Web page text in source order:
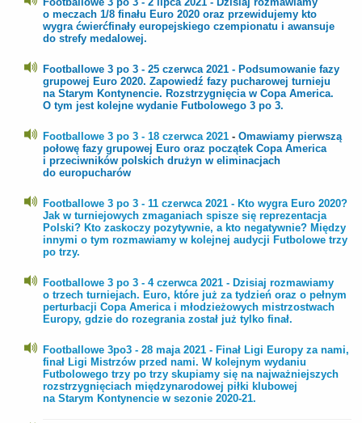
o meczach 1/8 finału Euro 2020 oraz przewidujemy kto
wygra ćwierćfinały europejskiego czempionatu i awansuje
do strefy medalowej.
Footballowe 3 po 3 - 25 czerwca 2021 - Podsumowanie fazy
grupowej Euro 2020. Zapowiedź fazy pucharowej turnieju
na Starym Kontynencie. Rozstrzygnięcia w Copa America.
O tym jest kolejne wydanie Futbolowego 3 po 3.
Footballowe 3 po 3 - 18 czerwca 2021 - Omawiamy pierwszą
połowę fazy grupowej Euro oraz początek Copa America
i przeciwników polskich drużyn w eliminacjach
do europucharów
Footballowe 3 po 3 - 11 czerwca 2021 - Kto wygra Euro 2020?
Jak w turniejowych zmaganiach spisze się reprezentacja
Polski? Kto zaskoczy pozytywnie, a kto negatywnie? Między
innymi o tym rozmawiamy w kolejnej audycji Futbolowe trzy
po trzy.
Footballowe 3 po 3 - 4 czerwca 2021 - Dzisiaj rozmawiamy
o trzech turniejach. Euro, które już za tydzień oraz o pełnym
perturbacji Copa America i młodzieżowych mistrzostwach
Europy, gdzie do rozegrania został już tylko finał.
Footballowe 3po3 - 28 maja 2021 - Finał Ligi Europy za nami,
finał Ligi Mistrzów przed nami. W kolejnym wydaniu
Futbolowego trzy po trzy skupiamy się na najważniejszych
rozstrzygnięciach międzynarodowej piłki klubowej
na Starym Kontynencie w sezonie 2020-21.